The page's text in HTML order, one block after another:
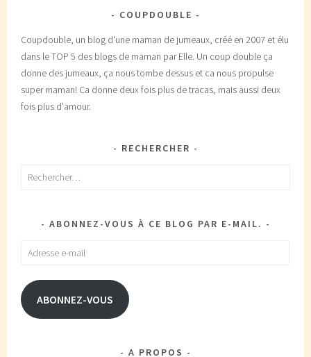
COUPDOUBLE
Coupdouble, un blog d'une maman de jumeaux, créé en 2007 et élu
dans le TOP 5 des blogs de maman par Elle. Un coup double ça
donne des jumeaux, ça nous tombe dessus et ca nous propulse
super maman! Ca donne deux fois plus de tracas, mais aussi deux
fois plus d'amour.
RECHERCHER
Rechercher :
ABONNEZ-VOUS À CE BLOG PAR E-MAIL.
Adresse
mail
ABONNEZ-VOUS
A PROPOS